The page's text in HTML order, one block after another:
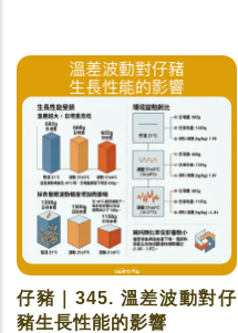
仔豬｜345. 溫差波動對仔
豬生長性能的影響